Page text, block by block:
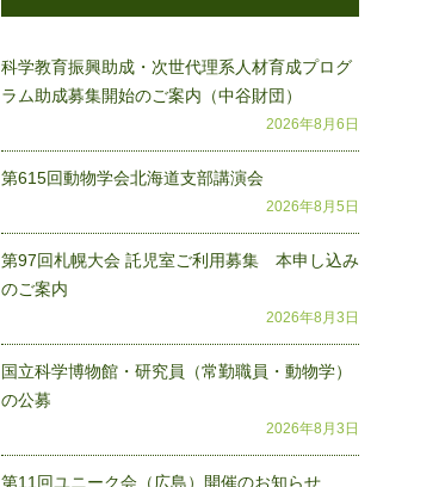
科学教育振興助成・次世代理系人材育成プログ
ラム助成募集開始のご案内（中谷財団）
2026年8月6日
第615回動物学会北海道支部講演会
2026年8月5日
第97回札幌大会 託児室ご利用募集 本申し込み
のご案内
2026年8月3日
国立科学博物館・研究員（常勤職員・動物学）
の公募
2026年8月3日
第11回ユニーク会（広島）開催のお知らせ